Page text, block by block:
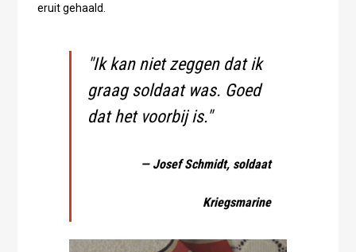
eruit gehaald.
"Ik kan niet zeggen dat ik
graag soldaat was. Goed
dat het voorbij is."
— Josef Schmidt, soldaat
Kriegsmarine